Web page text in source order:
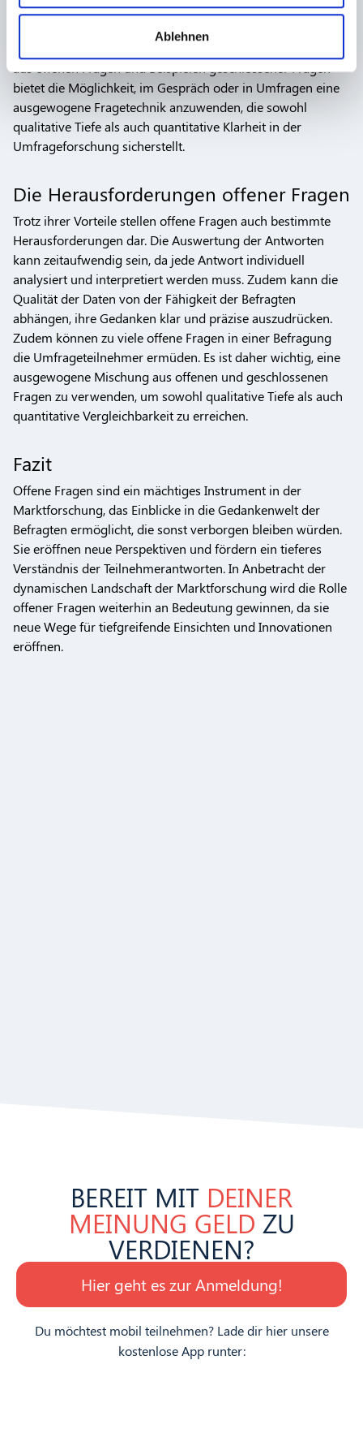
analysieren. Außerdem geben wir Informationen zu Ihrer
soziale Medien, Werbung und Analysen weiter. Unsere
Partner führen diese Informationen möglicherweise mit
weiteren Daten zusammen, die Sie ihnen bereitgestellt
haben oder die sie im Rahmen Ihrer Nutzung der Dienste
gesammelt haben.
Ablehnen
unverzichtbar, wenn es darum geht, qualitative Daten zu
sammeln und ein tieferes Verständnis für die Ansichten und
aus offenen Fragen und Beispielen geschlossener Fragen
bietet die Möglichkeit, im Gespräch oder in Umfragen eine
ausgewogene Fragetechnik anzuwenden, die sowohl
qualitative Tiefe als auch quantitative Klarheit in der
Umfrageforschung sicherstellt.
Die Herausforderungen offener Fragen
Trotz ihrer Vorteile stellen offene Fragen auch bestimmte
Herausforderungen dar. Die Auswertung der Antworten
kann zeitaufwendig sein, da jede Antwort individuell
analysiert und interpretiert werden muss. Zudem kann die
Qualität der Daten von der Fähigkeit der Befragten
abhängen, ihre Gedanken klar und präzise auszudrücken.
Zudem können zu viele offene Fragen in einer Befragung
die Umfrageteilnehmer ermüden. Es ist daher wichtig, eine
ausgewogene Mischung aus offenen und geschlossenen
Fragen zu verwenden, um sowohl qualitative Tiefe als auch
quantitative Vergleichbarkeit zu erreichen.
Fazit
Offene Fragen sind ein mächtiges Instrument in der
Marktforschung, das Einblicke in die Gedankenwelt der
Befragten ermöglicht, die sonst verborgen bleiben würden.
Sie eröffnen neue Perspektiven und fördern ein tieferes
Verständnis der Teilnehmerantworten. In Anbetracht der
dynamischen Landschaft der Marktforschung wird die Rolle
offener Fragen weiterhin an Bedeutung gewinnen, da sie
neue Wege für tiefgreifende Einsichten und Innovationen
eröffnen.
BEREIT MIT DEINER
MEINUNG GELD ZU
VERDIENEN?
Hier geht es zur Anmeldung!
Du möchtest mobil teilnehmen? Lade dir hier unsere
kostenlose App runter: